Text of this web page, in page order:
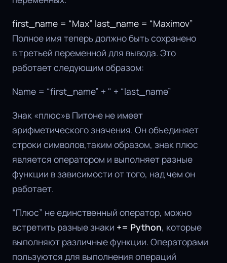
first_name = “Max” last_name = “Maximov”
Полное имя теперь должно быть сохранено
в третьей переменной для вывода. Это
работает следующим образом:
Name = “first_name” + " + “last_name”
Знак «плюс»в Питоне не имеет
арифметического значения. Он объединяет
строки символов,таким образом, знак плюс
является оператором и выполняет разные
функции в зависимости от того, над чем он
работает.
“Плюс” не единственный оператор, можно
встретить разные знаки += Python, которые
выполняют различные функции. Операторами
пользуются для выполнения операций